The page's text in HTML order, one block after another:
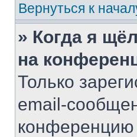
Вернуться к
» Когда я
на
Только
email-
конференцию